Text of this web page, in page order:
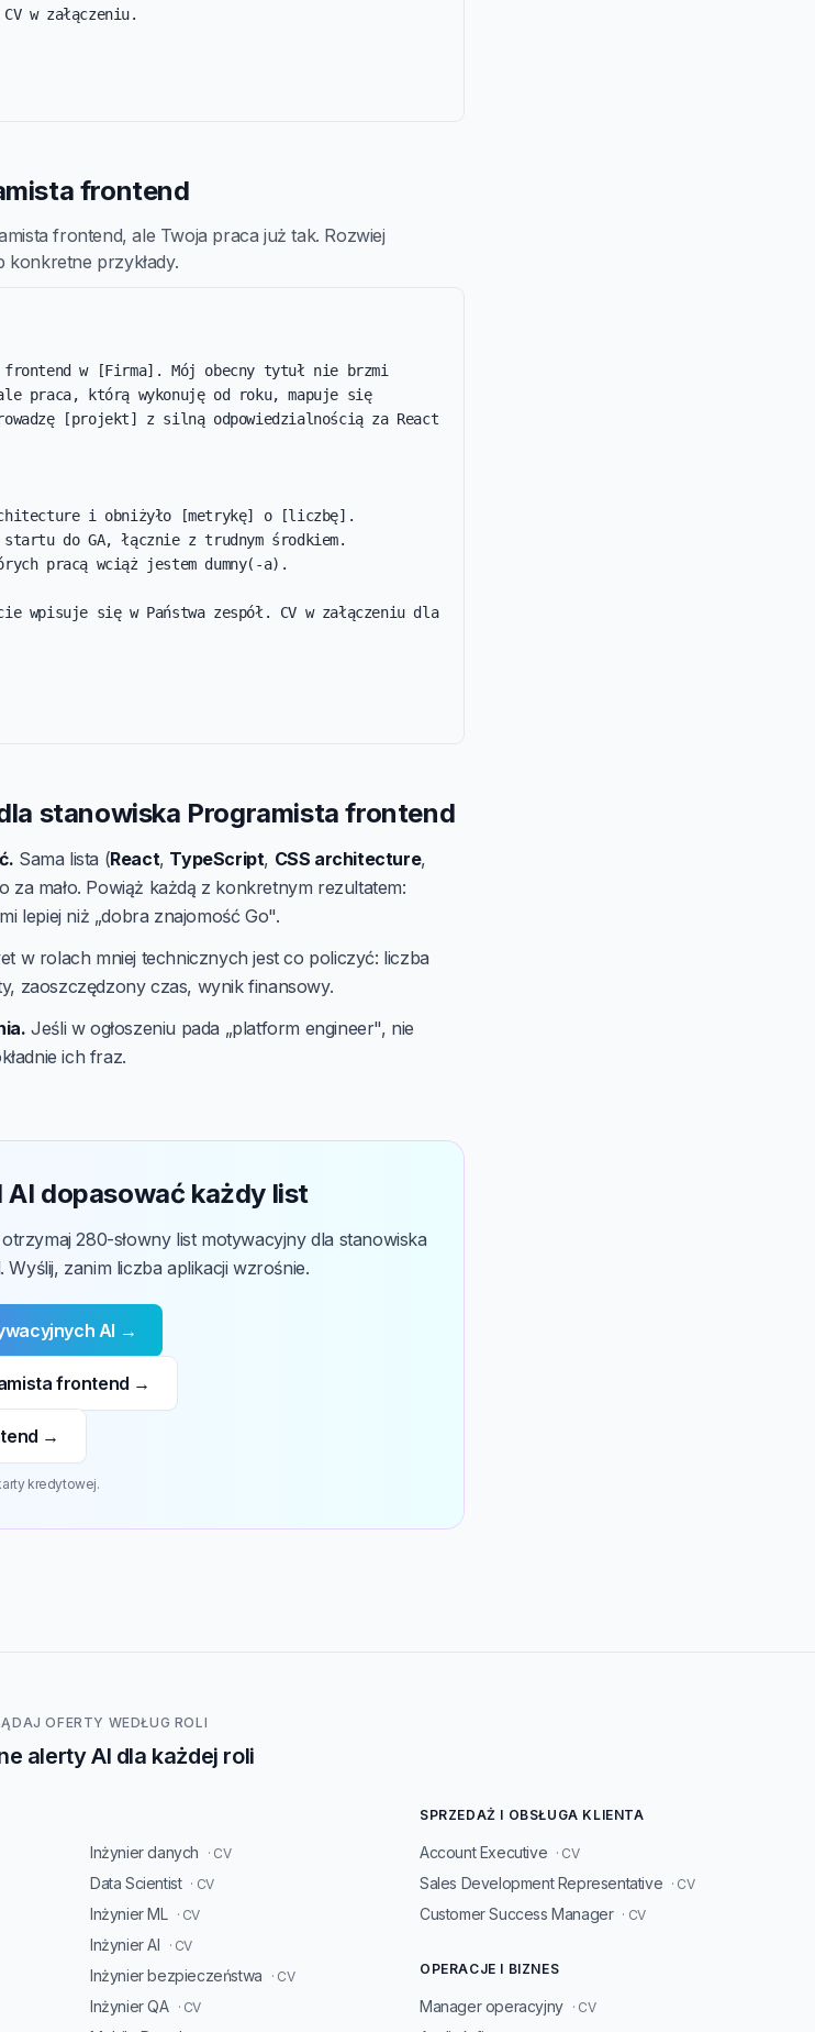
w załączeniu.
frontend
frontend, ale Twoja praca już tak. Rozwiej
konkretne przykłady.
w [Firma]. Mój obecny tytuł nie brzmi
praca, którą wykonuję od roku, mapuje się
[projekt] z silną odpowiedzialnością za React
i obniżyło [metrykę] o [liczbę].
do GA, łącznie z trudnym środkiem.
pracą wciąż jestem dumny(-a).
wpisuje się w Państwa zespół. CV w załączeniu dla
stanowiska Programista frontend
Sama lista (React, TypeScript, CSS architecture,
za mało. Powiąż każdą z konkretnym rezultatem:
lepiej niż „dobra znajomość Go".
w rolach mniej technicznych jest co policzyć: liczba
zaoszczędzony czas, wynik finansowy.
Jeśli w ogłoszeniu pada „platform engineer", nie
ich fraz.
AI dopasować każdy list
280-słowny list motywacyjny dla stanowiska
zanim liczba aplikacji wzrośnie.
AI →
frontend →
→
kredytowej.
OFERTY WEDŁUG ROLI
alerty AI dla każdej roli
Inżynier danych · CV
Data Scientist · CV
Inżynier ML · CV
Inżynier AI · CV
Inżynier bezpieczeństwa · CV
Inżynier QA · CV
SPRZEDAŻ I OBSŁUGA KLIENTA
Account Executive · CV
Sales Development Representative · CV
Customer Success Manager · CV
OPERACJE I BIZNES
Manager operacyjny · CV